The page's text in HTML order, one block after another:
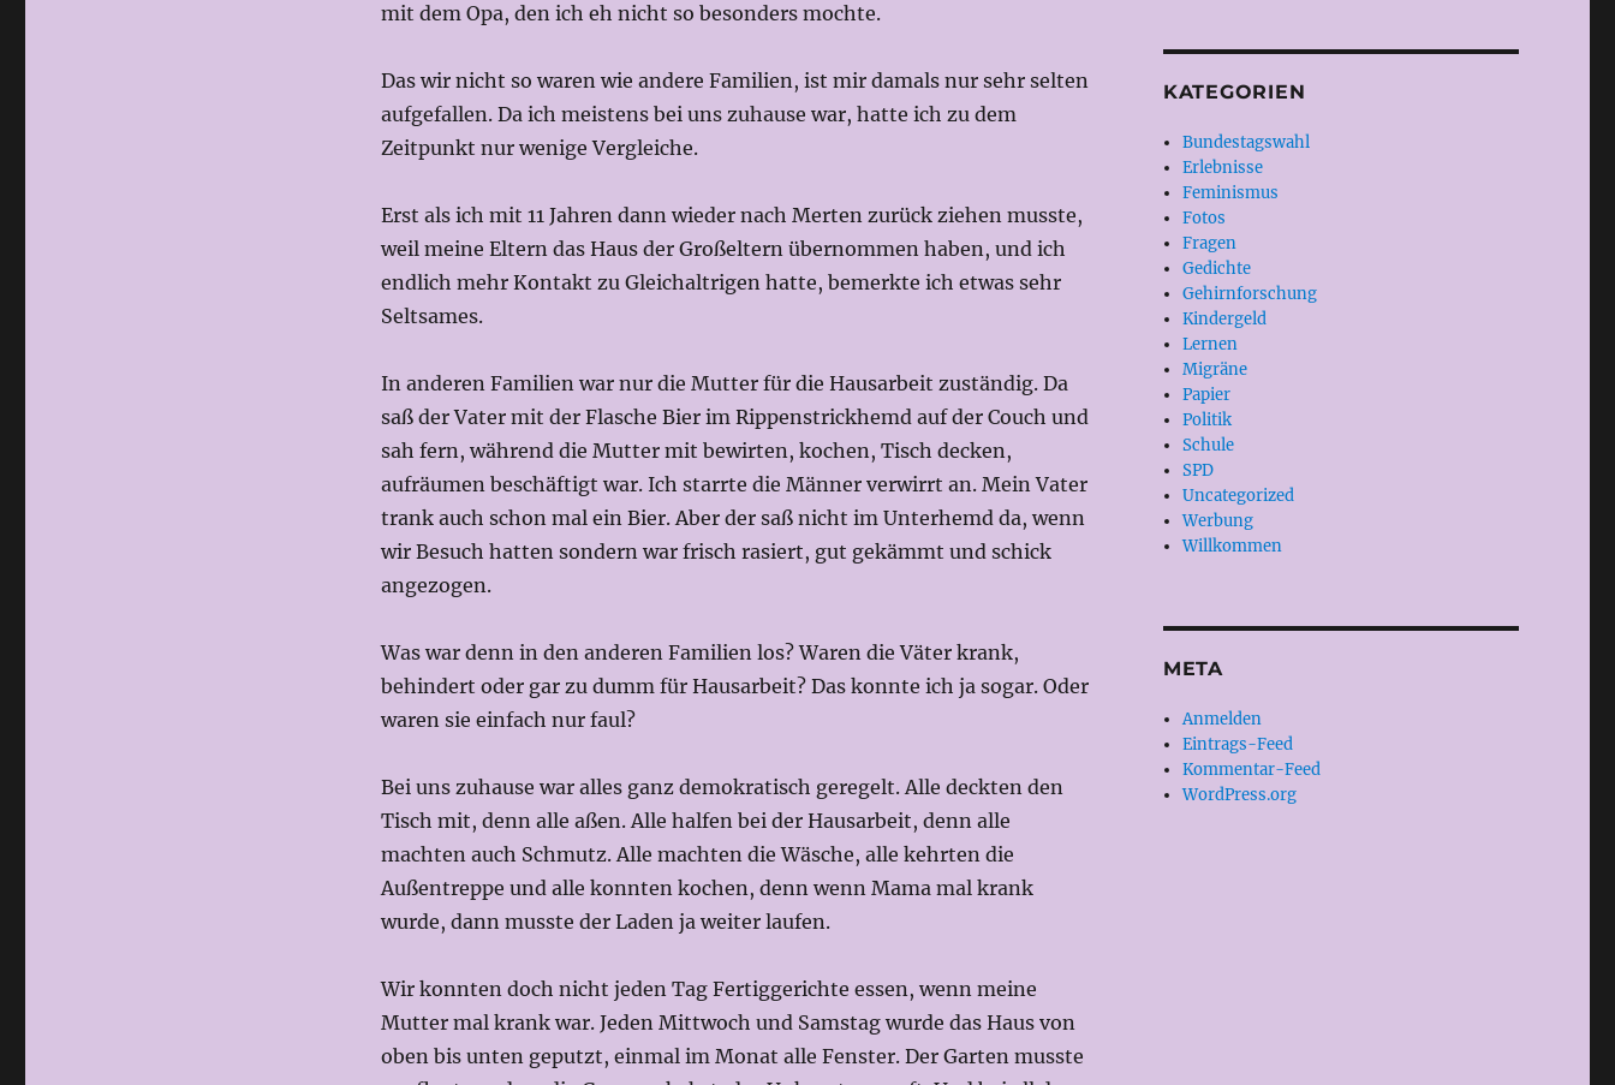
mit dem Opa, den ich eh nicht so besonders mochte.
Das wir nicht so waren wie andere Familien, ist mir damals nur sehr selten
aufgefallen. Da ich meistens bei uns zuhause war, hatte ich zu dem
Zeitpunkt nur wenige Vergleiche.
Erst als ich mit 11 Jahren dann wieder nach Merten zurück ziehen musste,
weil meine Eltern das Haus der Großeltern übernommen haben, und ich
endlich mehr Kontakt zu Gleichaltrigen hatte, bemerkte ich etwas sehr
Seltsames.
In anderen Familien war nur die Mutter für die Hausarbeit zuständig. Da
saß der Vater mit der Flasche Bier im Rippenstrickhemd auf der Couch und
sah fern, während die Mutter mit bewirten, kochen, Tisch decken,
aufräumen beschäftigt war. Ich starrte die Männer verwirrt an. Mein Vater
trank auch schon mal ein Bier. Aber der saß nicht im Unterhemd da, wenn
wir Besuch hatten sondern war frisch rasiert, gut gekämmt und schick
angezogen.
Was war denn in den anderen Familien los? Waren die Väter krank,
behindert oder gar zu dumm für Hausarbeit? Das konnte ich ja sogar. Oder
waren sie einfach nur faul?
Bei uns zuhause war alles ganz demokratisch geregelt. Alle deckten den
Tisch mit, denn alle aßen. Alle halfen bei der Hausarbeit, denn alle
machten auch Schmutz. Alle machten die Wäsche, alle kehrten die
Außentreppe und alle konnten kochen, denn wenn Mama mal krank
wurde, dann musste der Laden ja weiter laufen.
Wir konnten doch nicht jeden Tag Fertiggerichte essen, wenn meine
Mutter mal krank war. Jeden Mittwoch und Samstag wurde das Haus von
oben bis unten geputzt, einmal im Monat alle Fenster. Der Garten musste
KATEGORIEN
Bundestagswahl
Erlebnisse
Feminismus
Fotos
Fragen
Gedichte
Gehirnforschung
Kindergeld
Lernen
Migräne
Papier
Politik
Schule
SPD
Uncategorized
Werbung
Willkommen
META
Anmelden
Eintrags-Feed
Kommentar-Feed
WordPress.org